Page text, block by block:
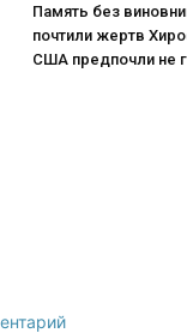
Память без
почтили жертв
США предпочли не